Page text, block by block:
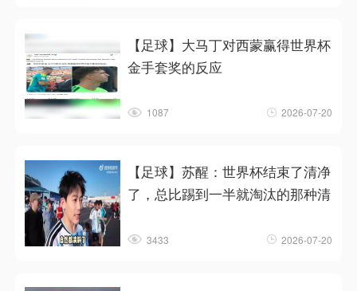
【足球】大马丁对西蒙赢得世界杯
金手套奖的反应
1087 2026-07-20
【足球】苏醒：世界杯结束了清净
了，总比踢到一半就淘汰的那种清
3433 2026-07-20